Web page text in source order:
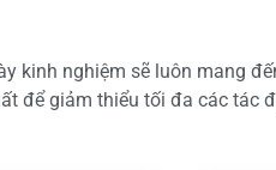
kinh nghiệm sẽ luôn mang
để giảm thiểu tối đa các tác